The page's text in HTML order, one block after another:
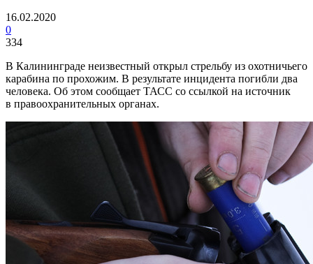
16.02.2020
0
334
В Калининграде неизвестный открыл стрельбу из охотничьего
карабина по прохожим. В результате инцидента погибли два
человека. Об этом сообщает ТАСС со ссылкой на источник
в правоохранительных органах.